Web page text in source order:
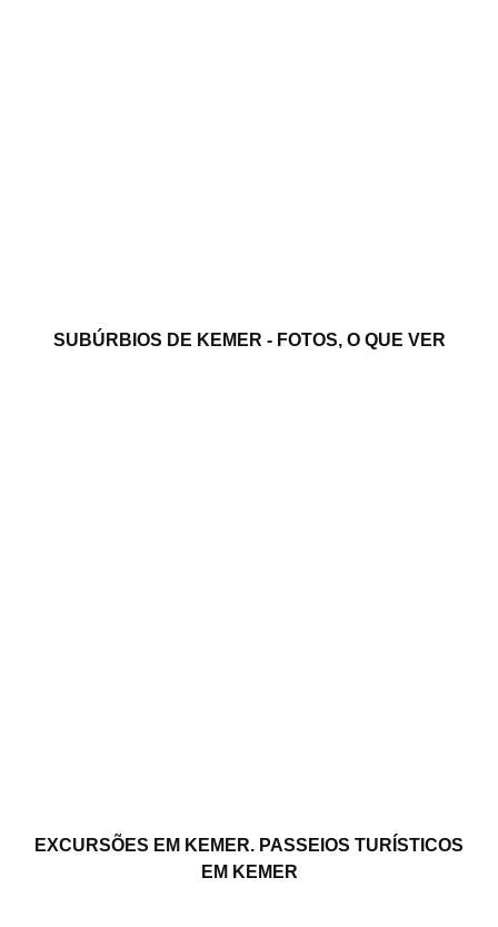
SUBÚRBIOS DE KEMER - FOTOS, O QUE VER
EXCURSÕES EM KEMER. PASSEIOS TURÍSTICOS
EM KEMER